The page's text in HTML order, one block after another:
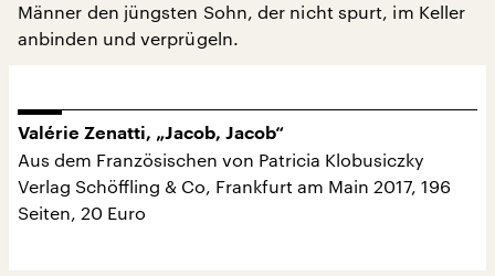
Männer den jüngsten Sohn, der nicht spurt, im Keller
anbinden und verprügeln.
Valérie Zenatti, „Jacob, Jacob“
Aus dem Französischen von Patricia Klobusiczky
Verlag Schöffling & Co, Frankfurt am Main 2017, 196
Seiten, 20 Euro